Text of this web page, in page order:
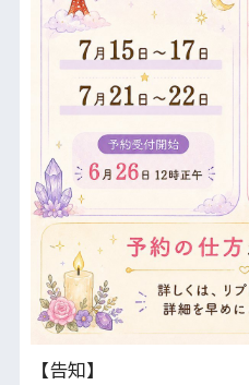
【告知】